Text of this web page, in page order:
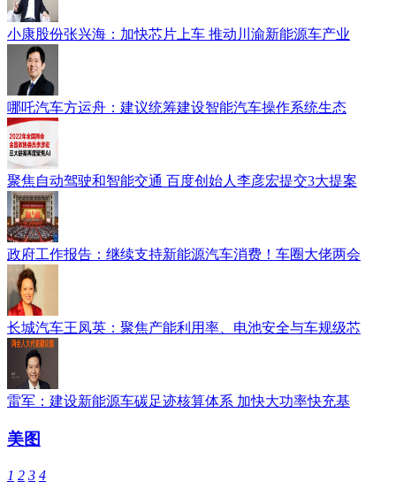
小康股份张兴海：加快芯片上车 推动川渝新能源车产业
哪吒汽车方运舟：建议统筹建设智能汽车操作系统生态
聚焦自动驾驶和智能交通 百度创始人李彦宏提交3大提案
政府工作报告：继续支持新能源汽车消费！车圈大佬两会
长城汽车王凤英：聚焦产能利用率、电池安全与车规级芯
雷军：建设新能源车碳足迹核算体系 加快大功率快充基
美图
1 2 3 4